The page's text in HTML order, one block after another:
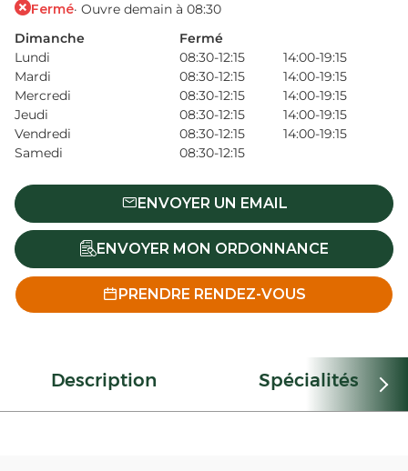
Fermé· Ouvre demain à 08:30
Dimanche
Fermé
Lundi
08:30-12:15
14:00-19:15
Mardi
08:30-12:15
14:00-19:15
Mercredi
08:30-12:15
14:00-19:15
Jeudi
08:30-12:15
14:00-19:15
Vendredi
08:30-12:15
14:00-19:15
Samedi
08:30-12:15
ENVOYER UN EMAIL
ENVOYER MON ORDONNANCE
PRENDRE RENDEZ-VOUS
Description Spécialités